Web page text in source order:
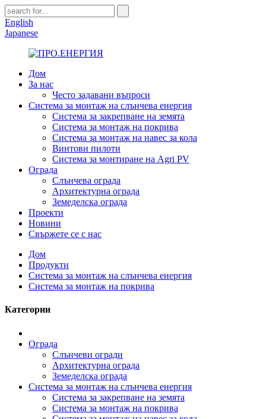
English
Japanese
Дом
За нас
Често задавани въпроси
Система за монтаж на слънчева енергия
Система за закрепване на земята
Система за монтаж на покрива
Система за монтаж на навес за кола
Винтови пилоти
Система за монтиране на Agri PV
Ограда
Слънчева ограда
Архитектурна ограда
Земеделска ограда
Проекти
Новини
Свържете се с нас
Дом
Продукти
Система за монтаж на слънчева енергия
Система за монтаж на покрива
Категории
Ограда
Слънчеви огради
Архитектурна ограда
Земеделска ограда
Система за монтаж на слънчева енергия
Система за закрепване на земята
Система за монтаж на покрива